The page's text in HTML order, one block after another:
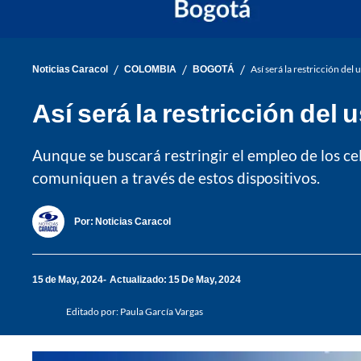
Noticias Caracol / COLOMBIA / BOGOTÁ / Así será la restricción del
Así será la restricción del
Aunque se buscará restringir el empleo de los
comuniquen a través de estos dispositivos.
Por: Noticias Caracol
15 de May, 2024 Actualizado: 15 De May, 2024
Editado por: Paula García Vargas